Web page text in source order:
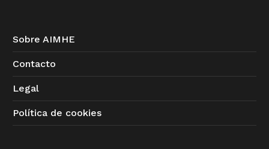
Sobre AIMHE
Contacto
Legal
Política de cookies